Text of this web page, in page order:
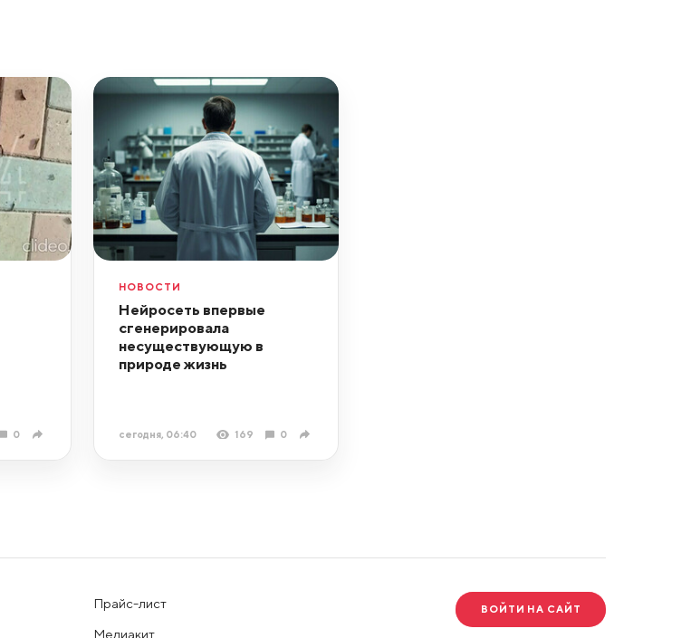
0
НОВОСТИ
Нейросеть впервые
сгенерировала
несуществующую в
природе жизнь
сегодня, 06:40 169 0
Прайс-лист
Медиакит
ВОЙТИ НА САЙТ